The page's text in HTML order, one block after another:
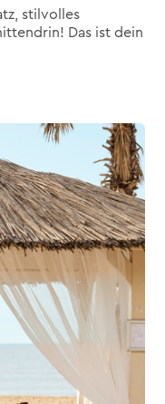
stilvolles
Das ist dein